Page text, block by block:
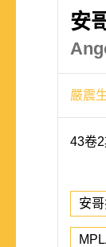
安
嚴震
43卷
安